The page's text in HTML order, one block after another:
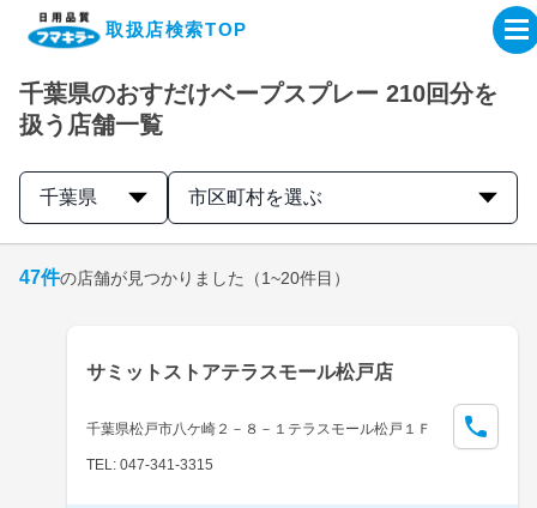
取扱店検索TOP
企業・IR情報サイト
製品情報サイト
取扱店検索はこちら
千葉県のおすだけベープスプレー 210回分を
扱う店舗一覧
千葉県 市区町村を選ぶ
47件の店舗が見つかりました （1~20件目）
サミットストアテラスモール松戸店
千葉県松戸市八ケ崎２－８－１テラスモール松戸１Ｆ
TEL: 047-341-3315